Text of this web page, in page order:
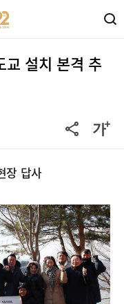
교 설치 본격 추
장 답사